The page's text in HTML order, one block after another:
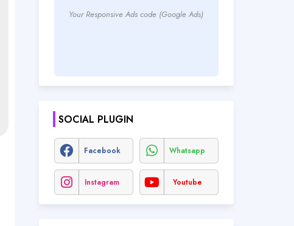
Your Responsive Ads code (Google Ads)
SOCIAL PLUGIN
Facebook Whatsapp
Instagram Youtube